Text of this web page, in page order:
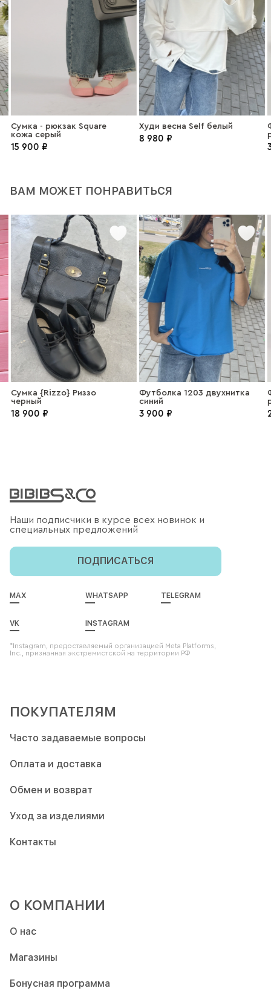
Сумка - рюкзак Square
кожа серый
15 900 ₽
Худи весна Self белый
8 980 ₽
ВАМ МОЖЕТ ПОНРАВИТЬСЯ
Сумка {Rizzo} Риззо
черный
18 900 ₽
Футболка 1203 двухнитка
синий
3 900 ₽
Наши подписчики в курсе всех новинок и
специальных предложений
ПОДПИСАТЬСЯ
MAX WHATSAPP TELEGRAM
VK INSTAGRAM
*Instagram, предоставляемый организацией Meta Platforms,
Inc., признанная экстремистской на территории РФ
ПОКУПАТЕЛЯМ
Часто задаваемые вопросы
Оплата и доставка
Обмен и возврат
Уход за изделиями
Контакты
О КОМПАНИИ
О нас
Магазины
Бонусная программа